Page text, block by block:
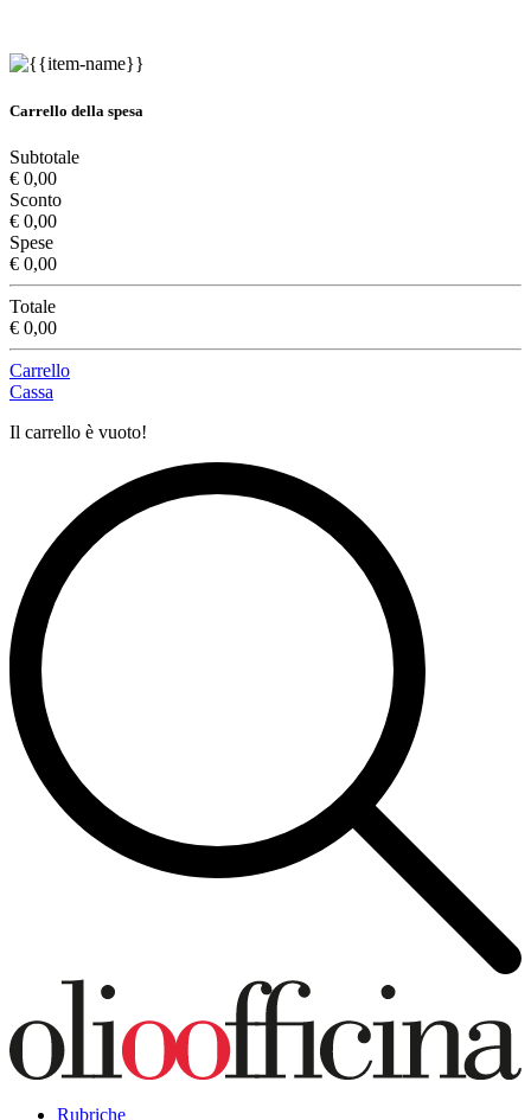
Carrello della spesa
Subtotale
€ 0,00
Sconto
€ 0,00
Spese
€ 0,00
Totale
€ 0,00
Carrello
Cassa
Il carrello è vuoto!
Rubriche